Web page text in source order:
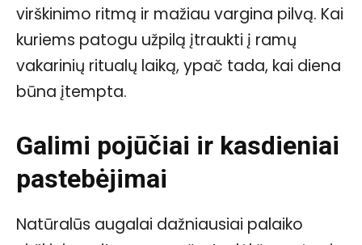
virškinimo ritmą ir mažiau vargina pilvą. Kai
kuriems patogu užpilą įtraukti į ramų
vakarinių ritualų laiką, ypač tada, kai diena
būna įtempta.
Galimi pojūčiai ir kasdieniai
pastebėjimai
Natūralūs augalai dažniausiai palaiko